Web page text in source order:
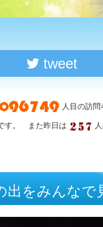
tweet
人目の訪
す。 また昨日は
出をみんなで